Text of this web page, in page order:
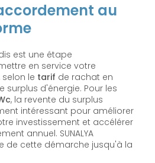
au
est une étape
en service votre
selon le tarif de rachat en
surplus d'énergie. Pour les
, la revente du surplus
intéressant pour améliorer
investissement et accélérer
annuel. SUNALYA
de cette démarche jusqu'à la